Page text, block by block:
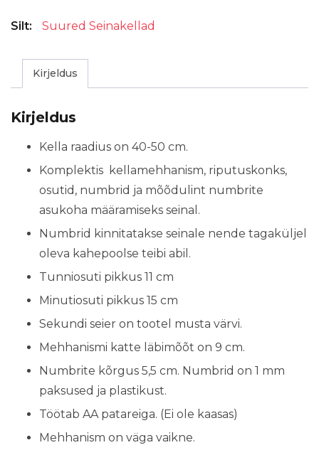
Silt: Suured Seinakellad
Kirjeldus
Kirjeldus
Kella raadius on 40-50 cm.
Komplektis kellamehhanism, riputuskonks,
osutid, numbrid ja mõõdulint numbrite
asukoha määramiseks seinal.
Numbrid kinnitatakse seinale nende tagaküljel
oleva kahepoolse teibi abil.
Tunniosuti pikkus 11 cm
Minutiosuti pikkus 15 cm
Sekundi seier on tootel musta värvi.
Mehhanismi katte läbimõõt on 9 cm.
Numbrite kõrgus 5,5 cm. Numbrid on 1 mm
paksused ja plastikust.
Töötab AA patareiga. (Ei ole kaasas)
Mehhanism on väga vaikne.